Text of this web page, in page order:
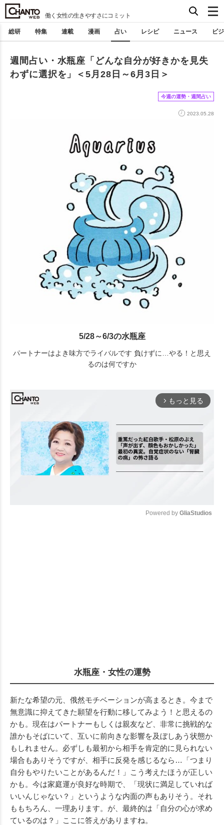
働く女性の生きやすさにコミット
総研 特集 連載 漫画 占い レシピ ニュース ビ
週間占い・水瓶座「どんな自分が好きかを見失
わずに選択を」＜5月28日～6月3日＞
今週の運勢・週間占い
2023.05.28
5/28～6/3の水瓶座
パートナーはよき味方でライバルです 負けずに…やる！と思え
るのは何ですか
arrow_forward_ios もっと見る
Powered by GliaStudios
水瓶座・女性の運勢
新たな希望の元、俄然モチベーションが高まるとき。今まで
無意識に抑えてきた願望を行動に移してみよう！と思えるの
かも。現在はパートナーもしくは親友など、非常に挑戦的な
誰かもそばにいて、互いに前向きな影響を及ぼしあう状態か
もしれません。必ずしも最初から相手を肯定的に見られない
場合もありそうですが、相手に反発を感じるなら…「つまり
自分もやりたいことがあるんだ！」こう考えたほうが正しい
かも。今は家庭運が良好な時期で、「現状に満足していれば
いいんじゃない？」というような内面の声もありそう。それ
ももちろん、一理あります。が、最終的は「自分の心が求め
ているのは？」ここに答えがありますね。